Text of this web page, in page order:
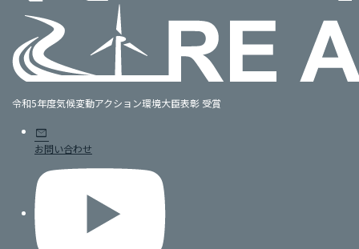
令和5年度気候変動アクション環境大臣表彰 受賞
mail
お問い合わせ